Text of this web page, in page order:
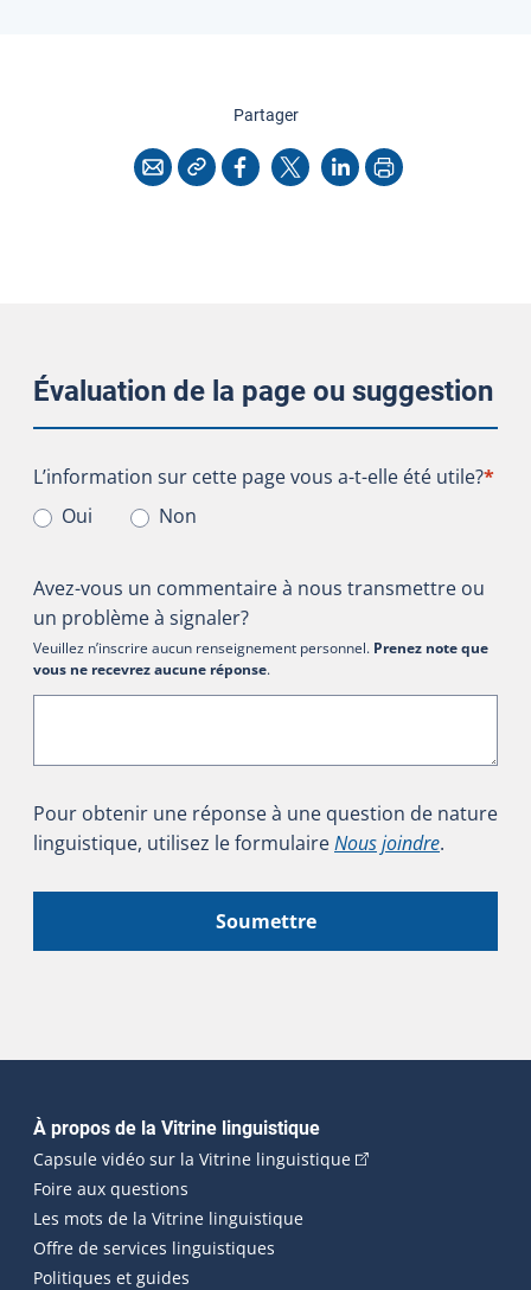
Partagercette page
CourrielCopier l'adresse
Facebook
X LinkedInImprimer
Évaluation de la page ou suggestion
L’information sur cette page vous a-t-elle été utile?
L’information sur cette page vous a-t-elle été utile?*
Oui
Non
Avez-vous un commentaire à nous transmettre ou
un problème à signaler?
Veuillez n’inscrire aucun renseignement personnel. Prenez note que
vous ne recevrez aucune réponse.
Pour obtenir une réponse à une question de nature
linguistique, utilisez le formulaireNous joindre.
Soumettre
Navigation principale
À propos de la Vitrine linguistique
Capsule vidéo sur la Vitrine linguistique(Cet hyperlien
Foire aux questions
Les mots de la Vitrine linguistique
Offre de services linguistiques
Politiques et guides